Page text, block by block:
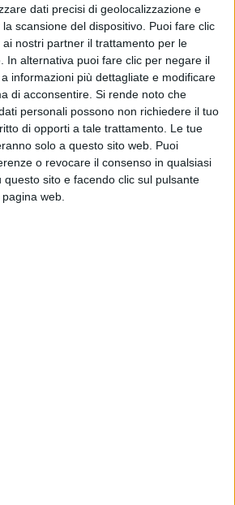
dati precisi di geolocalizzazione e
scansione del dispositivo. Puoi fare clic
nostri partner il trattamento per le
In alternativa puoi fare clic per negare il
informazioni più dettagliate e modificare
di acconsentire. Si rende noto che
personali possono non richiedere il tuo
di opporti a tale trattamento. Le tue
solo a questo sito web. Puoi
o revocare il consenso in qualsiasi
sito e facendo clic sul pulsante
web.
nel nuovo
dell’ONU
2020